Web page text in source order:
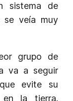
sistema de
se veía muy
grupo de
va a seguir
evite su
en la tierra.